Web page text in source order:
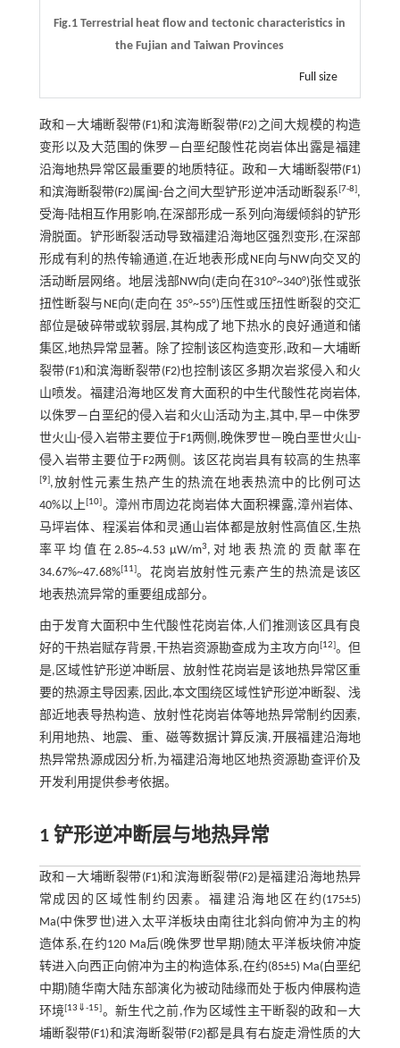
Fig.1 Terrestrial heat flow and tectonic characteristics in
the Fujian and Taiwan Provinces
Full size
政和—大埔断裂带(F1)和滨海断裂带(F2)之间大规模的构造
变形以及大范围的侏罗—白垩纪酸性花岗岩体出露是福建
沿海地热异常区最重要的地质特征。政和—大埔断裂带(F1)
和滨海断裂带(F2)属闽-台之间大型铲形逆冲活动断裂系[7-8],
受海-陆相互作用影响,在深部形成一系列向海缓倾斜的铲形
滑脱面。铲形断裂活动导致福建沿海地区强烈变形,在深部
形成有利的热传输通道,在近地表形成NE向与NW向交叉的
活动断层网络。地层浅部NW向(走向在310°~340°)张性或张
扭性断裂与NE向(走向在 35°~55°)压性或压扭性断裂的交汇
部位是破碎带或软弱层,其构成了地下热水的良好通道和储
集区,地热异常显著。除了控制该区构造变形,政和—大埔断
裂带(F1)和滨海断裂带(F2)也控制该区多期次岩浆侵入和火
山喷发。福建沿海地区发育大面积的中生代酸性花岗岩体,
以侏罗—白垩纪的侵入岩和火山活动为主,其中,早—中侏罗
世火山-侵入岩带主要位于F1两侧,晚侏罗世—晚白垩世火山-
侵入岩带主要位于F2两侧。该区花岗岩具有较高的生热率
[9],放射性元素生热产生的热流在地表热流中的比例可达
40%以上[10]。漳州市周边花岗岩体大面积裸露,漳州岩体、
马坪岩体、程溪岩体和灵通山岩体都是放射性高值区,生热
率平均值在2.85~4.53 μW/m3,对地表热流的贡献率在
34.67%~47.68%[11]。花岗岩放射性元素产生的热流是该区
地表热流异常的重要组成部分。
由于发育大面积中生代酸性花岗岩体,人们推测该区具有良
好的干热岩赋存背景,干热岩资源勘查成为主攻方向[12]。但
是,区域性铲形逆冲断层、放射性花岗岩是该地热异常区重
要的热源主导因素,因此,本文围绕区域性铲形逆冲断裂、浅
部近地表导热构造、放射性花岗岩体等地热异常制约因素,
利用地热、地震、重、磁等数据计算反演,开展福建沿海地
热异常热源成因分析,为福建沿海地区地热资源勘查评价及
开发利用提供参考依据。
1 铲形逆冲断层与地热异常
政和—大埔断裂带(F1)和滨海断裂带(F2)是福建沿海地热异
常成因的区域性制约因素。福建沿海地区在约(175±5)
Ma(中侏罗世)进入太平洋板块由南往北斜向俯冲为主的构
造体系,在约120 Ma后(晚侏罗世早期)随太平洋板块俯冲旋
转进入向西正向俯冲为主的构造体系,在约(85±5) Ma(白垩纪
中期)随华南大陆东部演化为被动陆缘而处于板内伸展构造
环境[13 ⇓-15]。新生代之前,作为区域性主干断裂的政和—大
埔断裂带(F1)和滨海断裂带(F2)都是具有右旋走滑性质的大